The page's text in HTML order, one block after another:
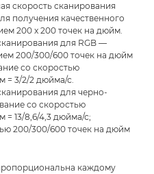
скорость сканирования
получения качественного
200 x 200 точек на дюйм.
для RGB —
200/300/600 точек на дюйм
со скоростью
= 3/2/2 дюйма/с.
для черно-
со скоростью
= 13/8,6/4,3 дюйма/с;
200/300/600 точек на дюйм
каждому